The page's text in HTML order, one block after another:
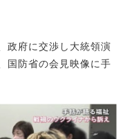
政府に交渉し大統領演
国防省の会見映像に手